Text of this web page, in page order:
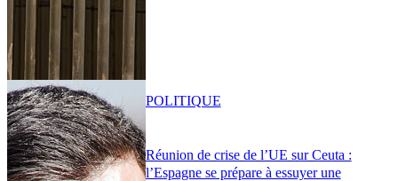
Réunion de crise de l’UE sur Ceuta :
l’Espagne se prépare à essuyer une
POLITIQUE